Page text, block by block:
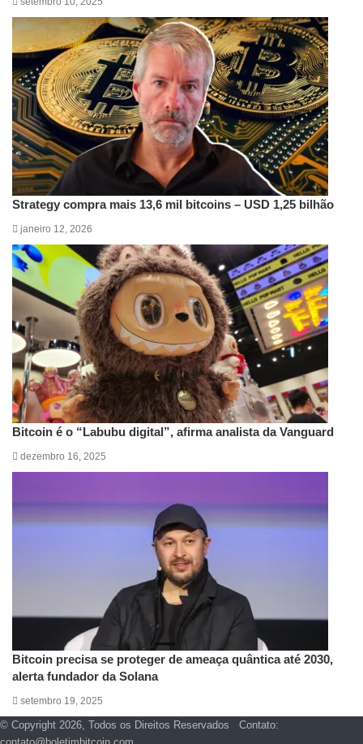
Strategy compra mais 13,6 mil bitcoins – USD 1,25 bilhão
janeiro 12, 2026
Bitcoin é o “Labubu digital”, afirma analista da Vanguard
dezembro 16, 2025
Bitcoin precisa se proteger de ameaça quântica até 2030,
alerta fundador da Solana
setembro 19, 2025
© Copyright 2026, Todos os Direitos Reservados Contato: